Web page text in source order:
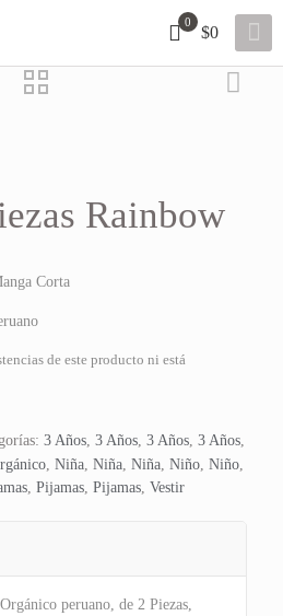
0
$0
Rainbow
Corta
de este producto ni está
3 Años, 3 Años, 3 Años, 3 Años,
, Niña, Niña, Niña, Niño, Niño,
, Pijamas, Pijamas, Vestir
peruano, de 2 Piezas,